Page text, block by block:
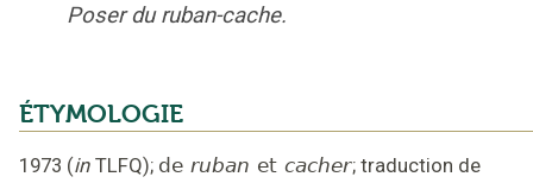
Poser du ruban-cache.
ÉTYMOLOGIE
1973 (in TLFQ); de ruban et cacher; traduction de